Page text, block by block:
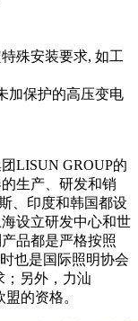
殊安装要求, 如工
加保护的高压变电
LISUN GROUP的
生产、研发和销
、印度和韩国都设
设立研发中心和世
品都是严格按照
也是国际照明协会
；另外，力汕
的资格。